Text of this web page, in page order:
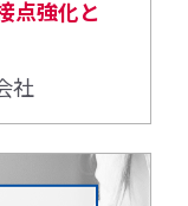
点強化と
社